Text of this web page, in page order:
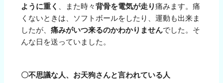
ように重く 、また時々背骨を電気が走り痛みます。痛
くないときは、ソフトボールをしたり、運動も出来ま
したが、痛みがいつ来るのかわかりませんでした。そ
んな日を送っていました。
〇不思議な人、お天狗さんと言われている人